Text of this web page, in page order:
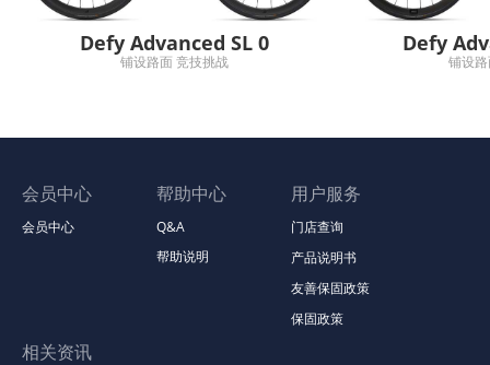
Defy Advanced SL 0
铺设路面 竞技挑战
Defy
铺设
会员中心
会员中心
帮助中心
Q&A
帮助说明
用户服务
门店查询
产品说明书
友善保固政策
保固政策
相关资讯